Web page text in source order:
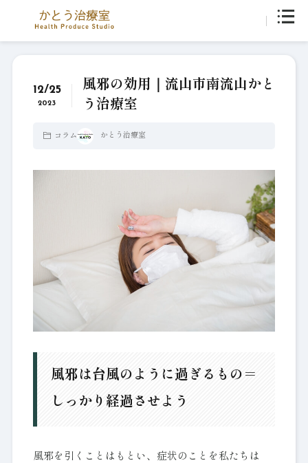
12/25
2023
風邪の効用｜流山市南流山かと
う治療室
コラム かとう治療室
風邪は台風のように過ぎるもの＝
しっかり経過させよう
風邪を引くことはもとい、症状のことを私たちは